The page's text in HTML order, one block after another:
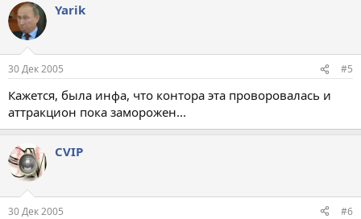
Yarik
30 Дек 2005 #5
Кажется, была инфа, что контора эта проворовалась и
аттракцион пока заморожен...
CVIP
30 Дек 2005 #6